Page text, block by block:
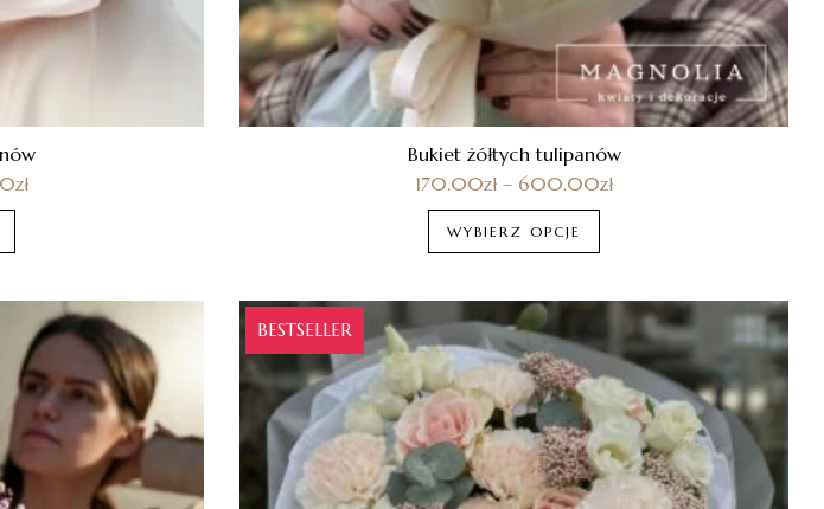
zł
Bukiet żółtych tulipanów
170.00zł – 600.00zł
WYBIERZ OPCJE
BESTSELLER